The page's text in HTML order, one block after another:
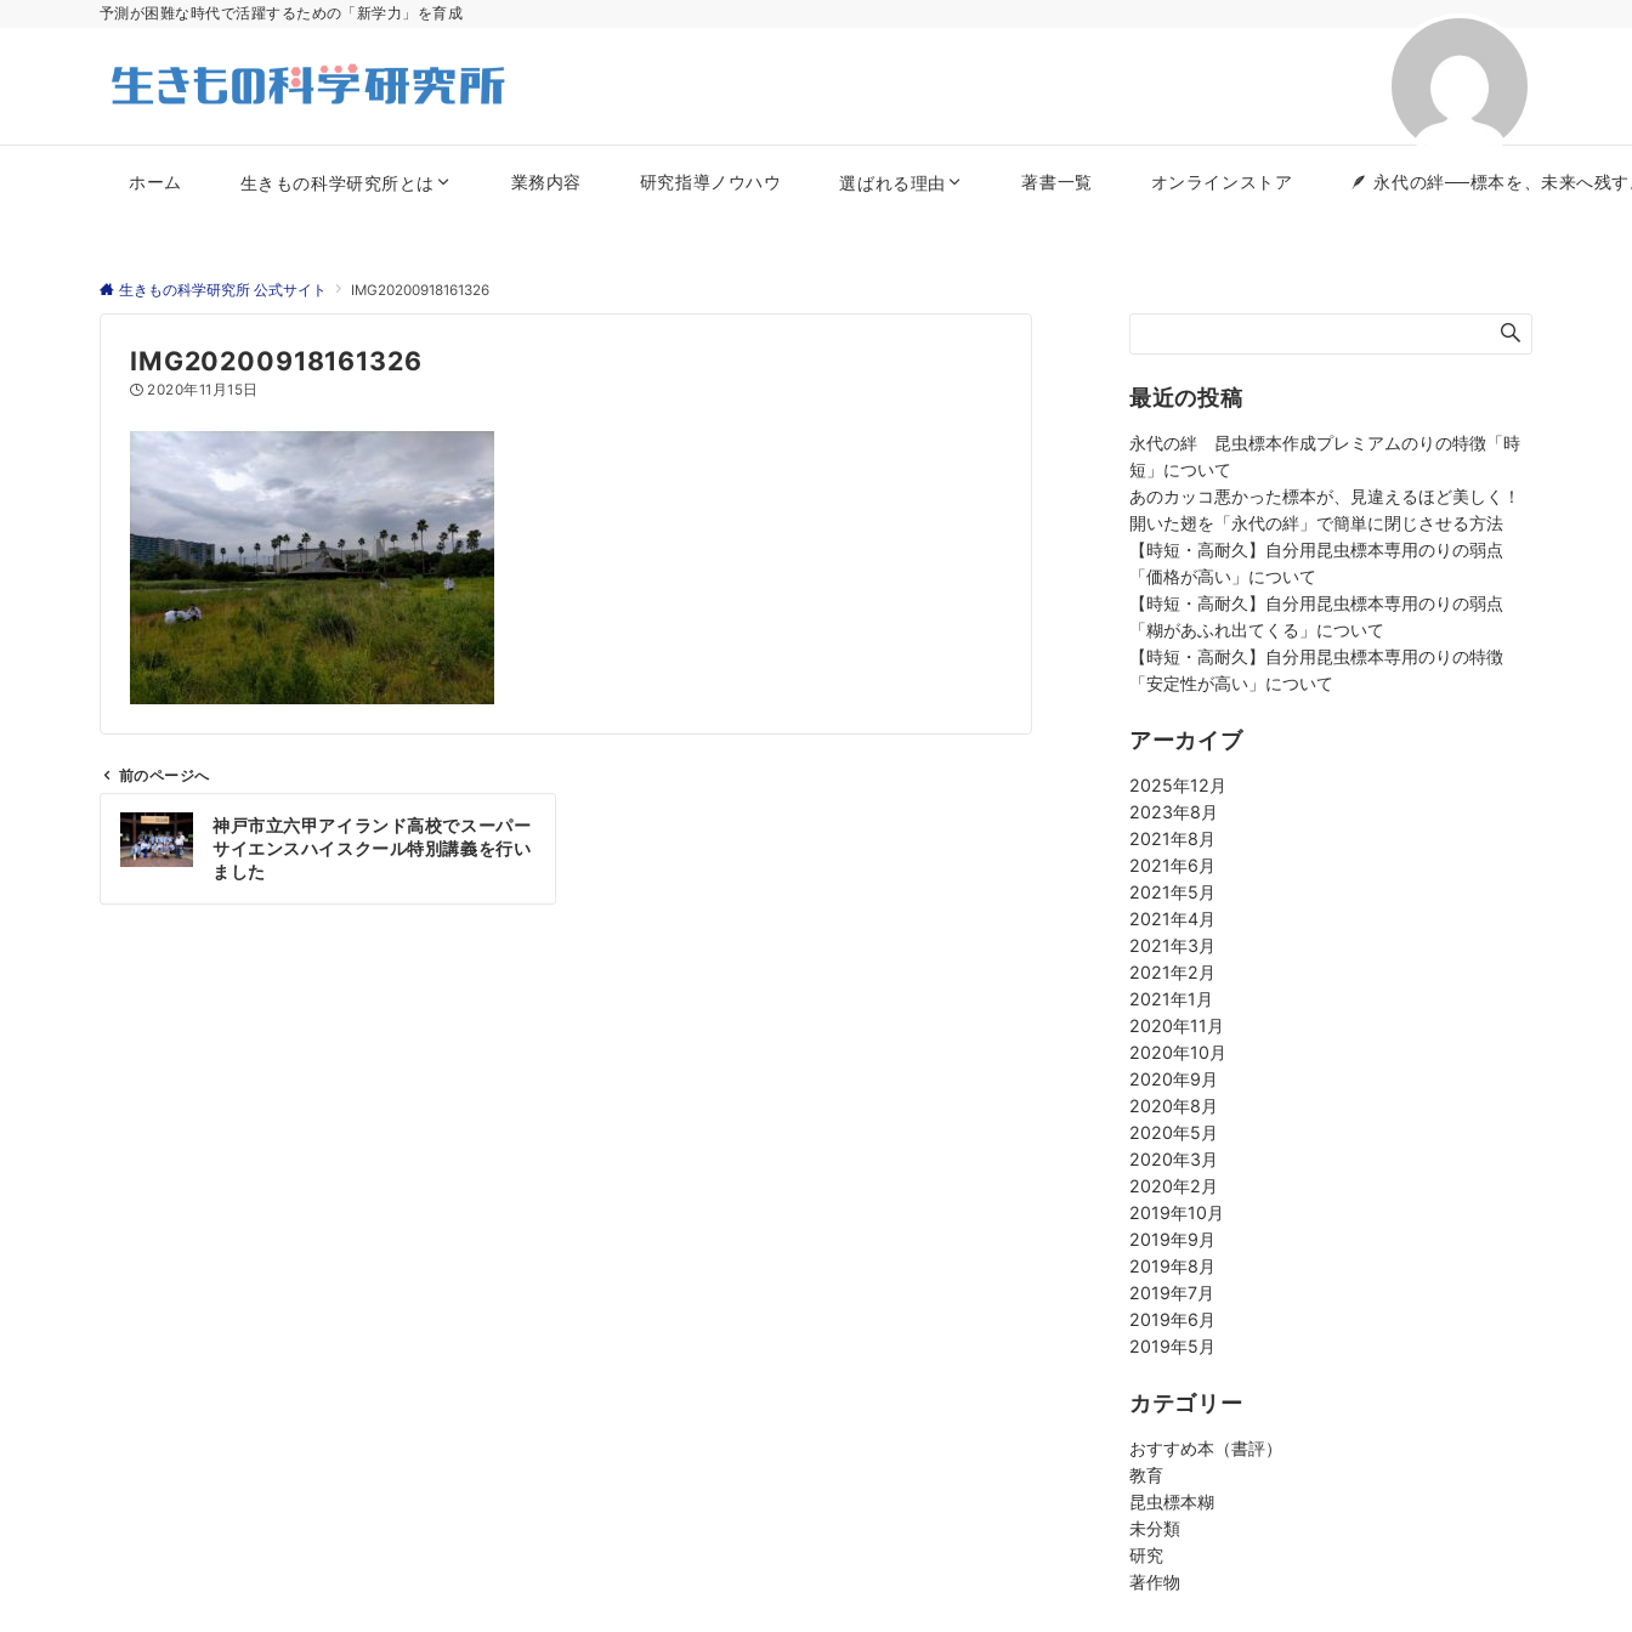
予測が困難な時代で活躍するための「新学力」を育成
ホーム 生きもの科学研究所とは 業務内容 研究指導ノウハウ 選ばれる理由 著書一覧 オンラインストア 🪶 永代の絆──標本を、未来へ残
生きもの科学研究所 公式サイト IMG20200918161326
IMG20200918161326
2020年11月15日
前のページへ
神戸市立六甲アイランド高校でスーパー
サイエンスハイスクール特別講義を行い
ました
最近の投稿
永代の絆 昆虫標本作成プレミアムのりの特徴「時
短」について
あのカッコ悪かった標本が、見違えるほど美しく！
開いた翅を「永代の絆」で簡単に閉じさせる方法
【時短・高耐久】自分用昆虫標本専用のりの弱点
「価格が高い」について
【時短・高耐久】自分用昆虫標本専用のりの弱点
「糊があふれ出てくる」について
【時短・高耐久】自分用昆虫標本専用のりの特徴
「安定性が高い」について
アーカイブ
2025年12月
2023年8月
2021年8月
2021年6月
2021年5月
2021年4月
2021年3月
2021年2月
2021年1月
2020年11月
2020年10月
2020年9月
2020年8月
2020年5月
2020年3月
2020年2月
2019年10月
2019年9月
2019年8月
2019年7月
2019年6月
2019年5月
カテゴリー
おすすめ本（書評）
教育
昆虫標本糊
未分類
研究
著作物